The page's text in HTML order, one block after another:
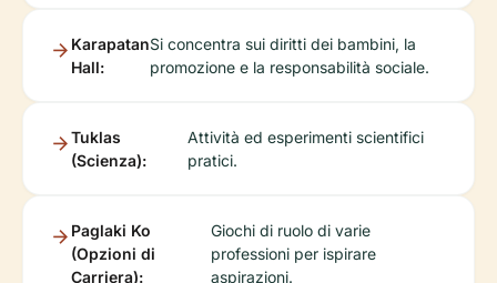
Karapatan
Hall:
Si concentra sui diritti dei bambini, la
promozione e la responsabilità sociale.
Tuklas
(Scienza):
Attività ed esperimenti scientifici
pratici.
Paglaki Ko
(Opzioni di
Carriera):
Giochi di ruolo di varie
professioni per ispirare
aspirazioni.